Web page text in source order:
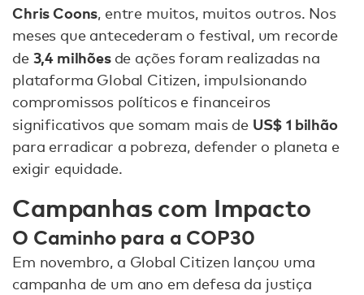
Chris Coons, entre muitos, muitos outros. Nos
meses que antecederam o festival, um recorde
de 3,4 milhões de ações foram realizadas na
plataforma Global Citizen, impulsionando
compromissos políticos e financeiros
significativos que somam mais de US$ 1 bilhão
para erradicar a pobreza, defender o planeta e
exigir equidade.
Campanhas com Impacto
O Caminho para a COP30
Em novembro, a Global Citizen lançou uma
campanha de um ano em defesa da justiça